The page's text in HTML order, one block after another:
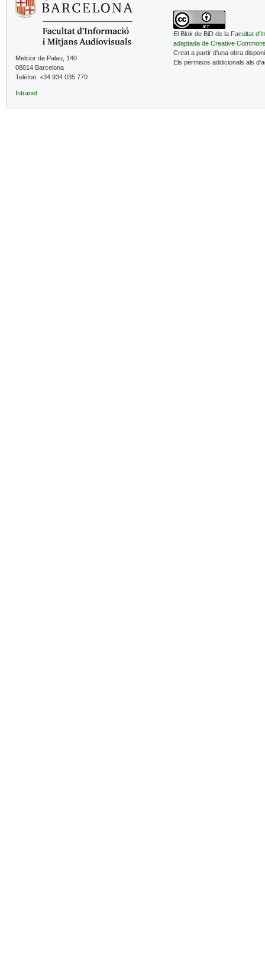
Melcior de Palau, 140
08014 Barcelona
Telèfon: +34 934 035 770
Intranet
El Blok de BiD de la Facultat
adaptada de Creative
Creat a partir d'una obra
Els permisos addicionals als